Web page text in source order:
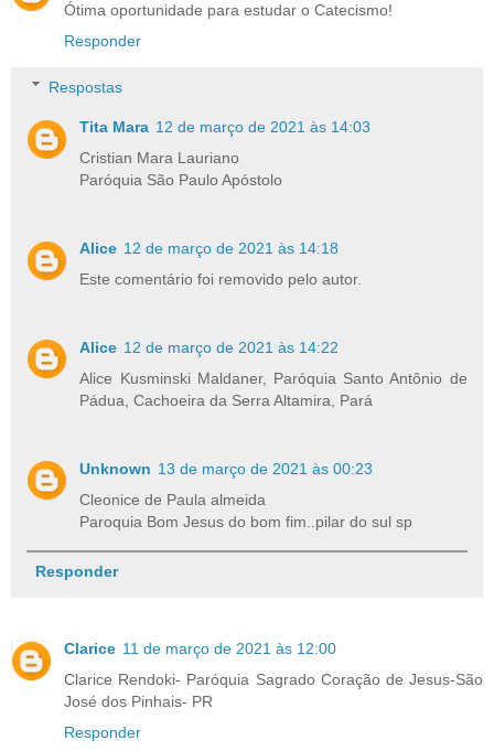
Ótima oportunidade para estudar o Catecismo!
Responder
Respostas
Tita Mara 12 de março de 2021 às 14:03
Cristian Mara Lauriano
Paróquia São Paulo Apóstolo
Alice 12 de março de 2021 às 14:18
Este comentário foi removido pelo autor.
Alice 12 de março de 2021 às 14:22
Alice Kusminski Maldaner, Paróquia Santo Antônio de
Pádua, Cachoeira da Serra Altamira, Pará
Unknown 13 de março de 2021 às 00:23
Cleonice de Paula almeida
Paroquia Bom Jesus do bom fim..pilar do sul sp
Responder
Clarice 11 de março de 2021 às 12:00
Clarice Rendoki- Paróquia Sagrado Coração de Jesus-São
José dos Pinhais- PR
Responder